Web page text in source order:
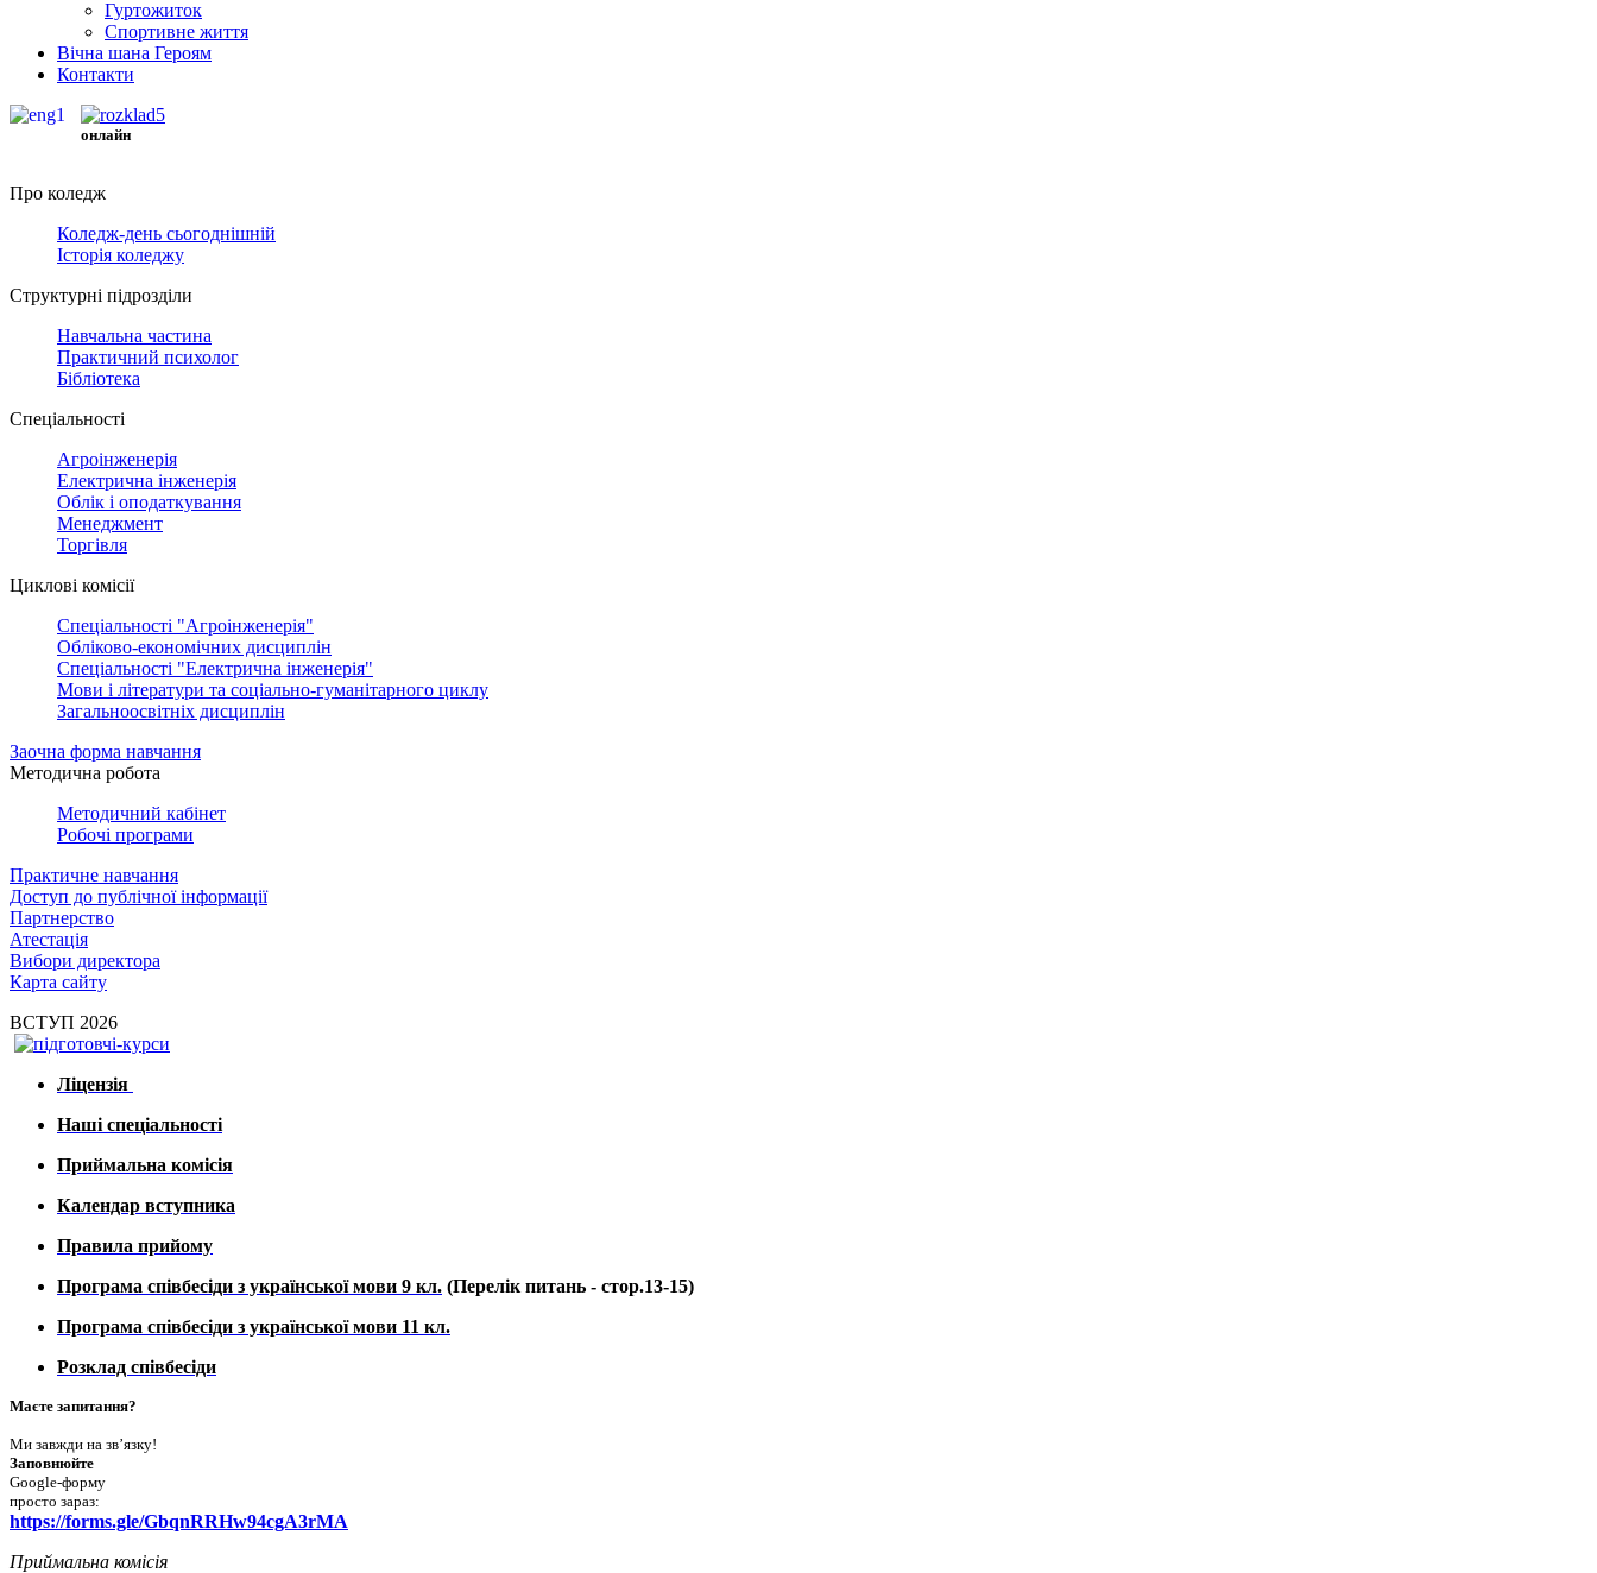
Гуртожиток
Спортивне життя
Вічна шана Героям
Контакти
онлайн
Про коледж
Коледж-день сьогоднішній
Історія коледжу
Структурні підрозділи
Навчальна частина
Практичний психолог
Бібліотека
Спеціальності
Агроінженерія
Електрична інженерія
Облік і оподаткування
Менеджмент
Торгівля
Циклові комісії
Спеціальності "Агроінженерія"
Обліково-економічних дисциплін
Спеціальності "Електрична інженерія"
Мови і літератури та соціально-гуманітарного циклу
Загальноосвітніх дисциплін
Заочна форма навчання
Методична робота
Методичний кабінет
Робочі програми
Практичне навчання
Доступ до публічної інформації
Партнерство
Атестація
Вибори директора
Карта сайту
ВСТУП 2026
Ліцензія
Наші спеціальності
Приймальна комісія
Календар вступника
Правила прийому
Програма співбесіди з української мови 9 кл. (Перелік питань - стор.13-15)
Програма співбесіди з української мови 11 кл.
Розклад співбесіди
Маєте запитання?
Ми завжди на зв’язку!
Заповнюйте
Google-форму
просто зараз:
https://forms.gle/GbqnRRHw94cgA3rMA
Приймальна комісія